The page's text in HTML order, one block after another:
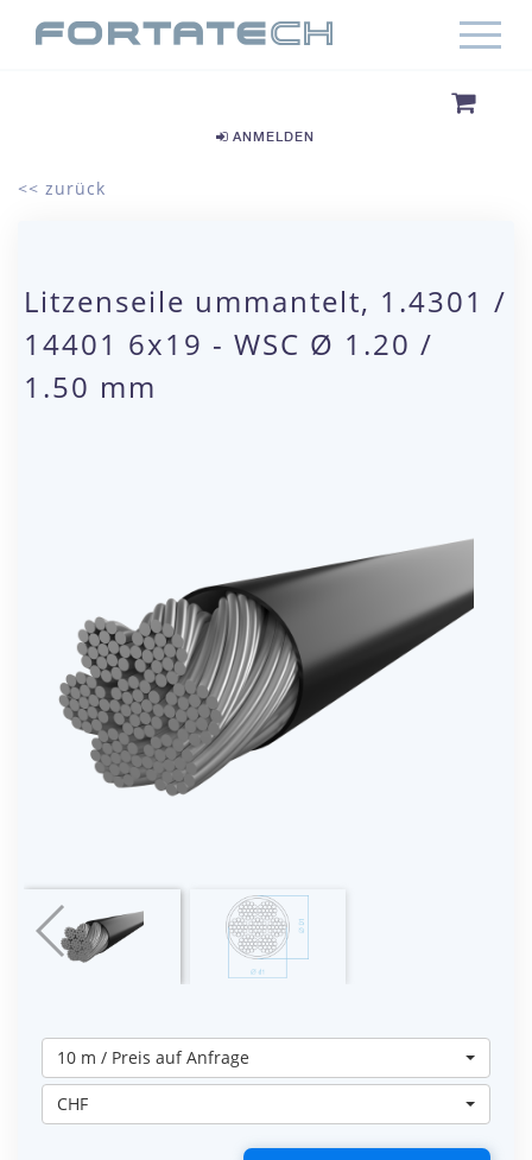
ANMELDEN
<< zurück
Litzenseile ummantelt, 1.4301 /
14401 6x19 - WSC Ø 1.20 /
1.50 mm
10 m / Preis auf Anfrage
CHF